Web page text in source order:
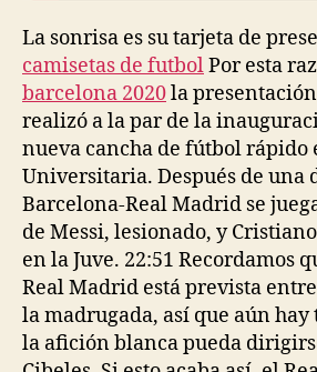
La sonrisa es su tarjeta de
camisetas de futbolPor esta
barcelona 2020la
realizó a la par de la
nueva cancha de fútbol rápido
Universitaria. Después de una
Barcelona-Real Madrid se
de Messi, lesionado, y
en la Juve. 22:51 Recordamos
Real Madrid está prevista entre
la madrugada, así que aún
la afición blanca pueda